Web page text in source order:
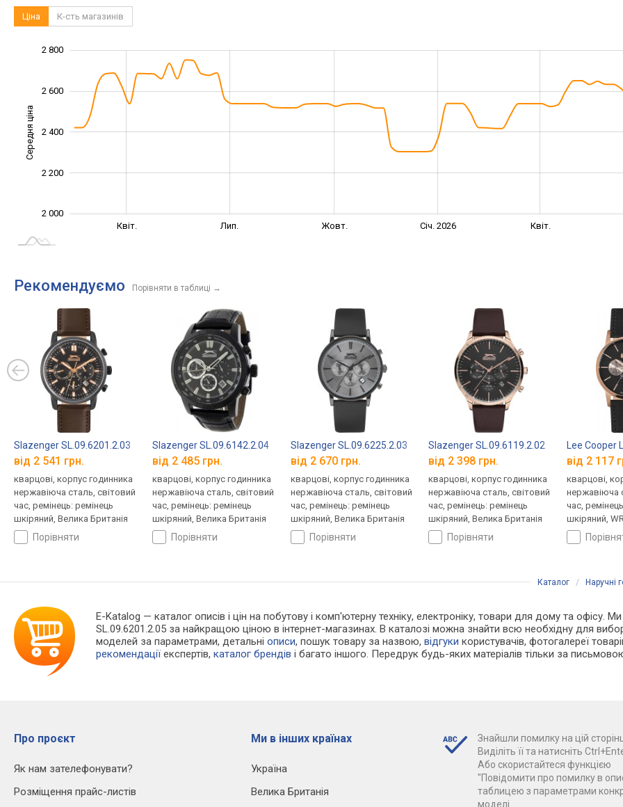
Ціна К-сть магазинів
Середня ціна 2 000
2 000
2 200
2 400
2 600
2 800
Квіт. Лип. Жовт. Січ. 2026 Квіт.
Рекомендуємо Порівняти в таблиці →
Slazenger SL.09.6201.2.03
від 2 541 грн.
кварцові, корпус годинника
нержавіюча сталь, світовий
час, ремінець: ремінець
шкіряний, Велика Британія
порівняти
Slazenger SL.09.6142.2.04
від 2 485 грн.
кварцові, корпус годинника
нержавіюча сталь, світовий
час, ремінець: ремінець
шкіряний, Велика Британія
порівняти
Slazenger SL.09.6225.2.03
від 2 670 грн.
кварцові, корпус годинника
нержавіюча сталь, світовий
час, ремінець: ремінець
шкіряний, Велика Британія
порівняти
Slazenger SL.09.6119.2.02
від 2 398 грн.
кварцові, корпус годинника
нержавіюча сталь, світовий
час, ремінець: ремінець
шкіряний, Велика Британія
порівняти
Lee Cooper
від 2 117
кварцові,
нержавіюча
час,
шкіряний,
Британія
Каталог / Наручні
E-Katalog — каталог описів і цін на побутову і комп'ютерну техніку, електроніку, товари для дому та офісу.
SL.09.6201.2.05 за найкращою ціною в інтернет-магазинах. В каталозі можна знайти всю необхідну для
моделей за параметрами, детальніописи, пошук товару за назвою,відгуки користувачів, фотогалереї
рекомендації експертів,каталог брендів і багато іншого. Передрук будь-яких матеріалів тільки за
Про проєкт
Як нам зателефонувати?
Розміщення прайс-листів
Ми в інших країнах
Україна
Велика Британія
Знайшли помилку на цій
Виділіть її та натисніть
Або скористайтеся функцією
"Повідомити про помилку в
таблицею з параметрами
моделі.